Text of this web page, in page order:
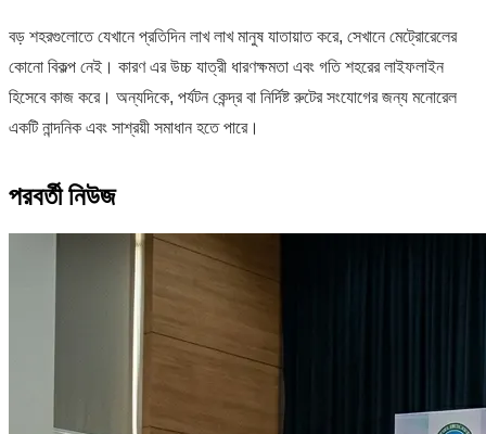
বড় শহরগুলোতে যেখানে প্রতিদিন লাখ লাখ মানুষ যাতায়াত করে, সেখানে মেট্রোরেলের
কোনো বিকল্প নেই। কারণ এর উচ্চ যাত্রী ধারণক্ষমতা এবং গতি শহরের লাইফলাইন
হিসেবে কাজ করে। অন্যদিকে, পর্যটন কেন্দ্র বা নির্দিষ্ট রুটের সংযোগের জন্য মনোরেল
একটি নান্দনিক এবং সাশ্রয়ী সমাধান হতে পারে।
পরবর্তী নিউজ